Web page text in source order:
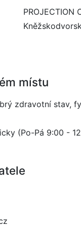
PROJECTION
místu
zdravotní stav,
(Po-Pá 9:00 -